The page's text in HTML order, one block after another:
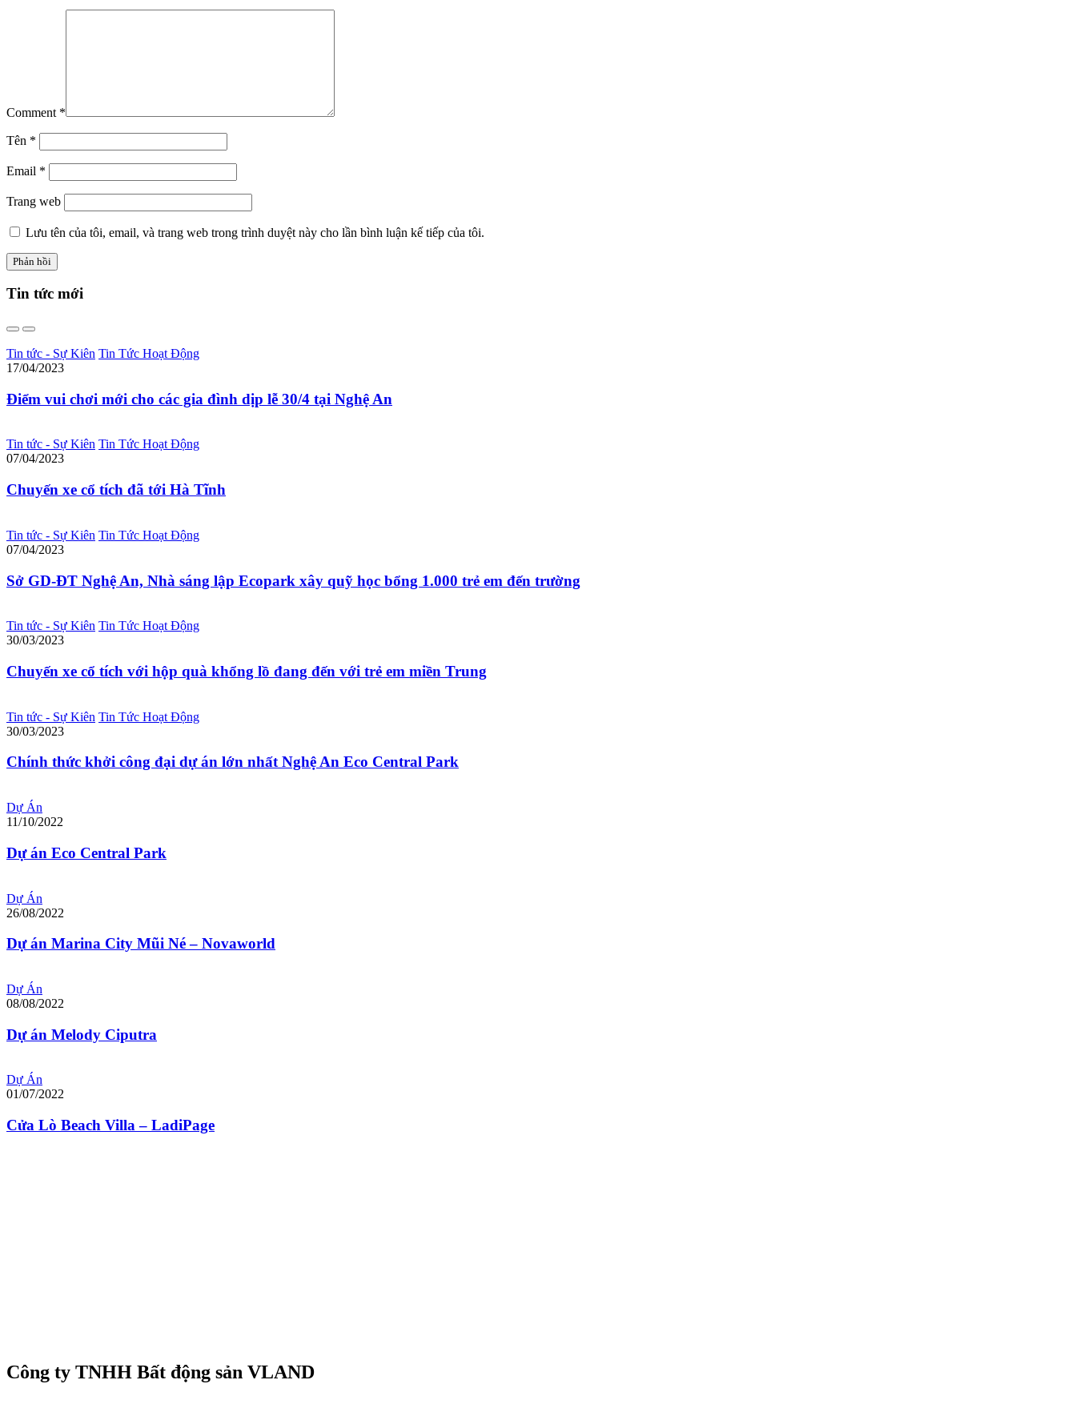
Comment *
Tên *
Email *
Trang web
Lưu tên của tôi, email, và trang web trong trình duyệt này cho lần bình luận kế tiếp của tôi.
Tin tức mới
Tin tức - Sự Kiên Tin Tức Hoạt Động
17/04/2023
Điểm vui chơi mới cho các gia đình dịp lễ 30/4 tại Nghệ An
Tin tức - Sự Kiên Tin Tức Hoạt Động
07/04/2023
Chuyến xe cổ tích đã tới Hà Tĩnh
Tin tức - Sự Kiên Tin Tức Hoạt Động
07/04/2023
Sở GD-ĐT Nghệ An, Nhà sáng lập Ecopark xây quỹ học bổng 1.000 trẻ em đến trường
Tin tức - Sự Kiên Tin Tức Hoạt Động
30/03/2023
Chuyến xe cổ tích với hộp quà khổng lồ đang đến với trẻ em miền Trung
Tin tức - Sự Kiên Tin Tức Hoạt Động
30/03/2023
Chính thức khởi công đại dự án lớn nhất Nghệ An Eco Central Park
Dự Án
11/10/2022
Dự án Eco Central Park
Dự Án
26/08/2022
Dự án Marina City Mũi Né – Novaworld
Dự Án
08/08/2022
Dự án Melody Ciputra
Dự Án
01/07/2022
Cửa Lò Beach Villa – LadiPage
Công ty TNHH Bất động sản VLAND